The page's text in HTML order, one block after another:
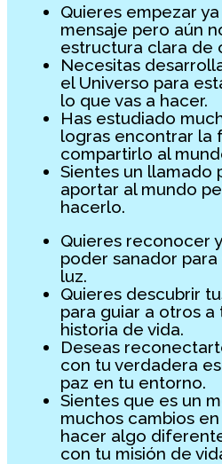
Quieres empezar
mensaje pero aún
estructura clara de
Necesitas
el Universo para
lo que vas a hacer.
Has estudiado
logras encontrar la
compartirlo al
Sientes un llamado
aportar al mundo
hacerlo.
Quieres reconocer
poder sanador
luz.
Quieres descubrir
para guiar a otros a
historia de vida.
Deseas
con tu verdadera
paz en tu entorno.
Sientes que es un
muchos cambios
hacer algo
con tu misión de